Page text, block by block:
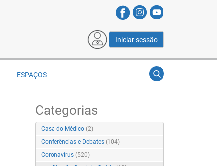
Iniciar sessão
ESPAÇOS
Categorias
Casa do Médico (2)
Conferências e Debates (104)
Coronavírus (520)